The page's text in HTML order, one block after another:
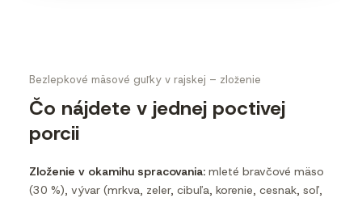
Bezlepkové mäsové guľky v rajskej – zloženie
Čo nájdete v jednej poctivej
porcii
Zloženie v okamihu spracovania: mleté bravčové mäso
(30 %), vývar (mrkva, zeler, cibuľa, korenie, cesnak, soľ,